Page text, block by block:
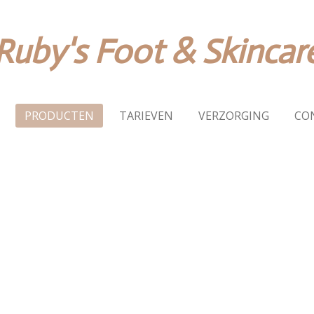
Foot &
PRODUCTEN TARIEVEN VERZORGING